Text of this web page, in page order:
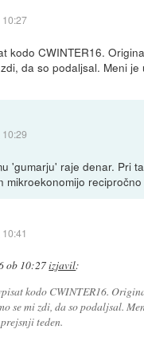
10:27
kodo CWINTER16.
da so podaljsal. Meni
10:29
'gumarju' raje denar. Pri
mikroekonomijo recipročno
ob 10:27izjavil:
kodo CWINTER16.
se mi zdi, da so podaljsal.
teden.